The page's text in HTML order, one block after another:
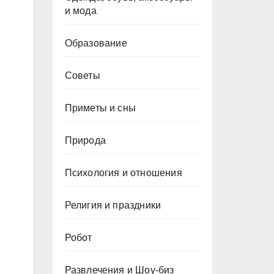
и мода
Образование
Советы
Приметы и сны
Природа
Психология и отношения
Религия и праздники
Робот
Развлечения и Шоу-биз